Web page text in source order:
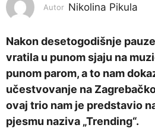
n
e
p
r
i
j
e
Autor Nikolina Pikula
Nakon desetogodišnje
vratila u punom sjaju na
punom parom, a to nam
učestvovanje na
ovaj trio nam je predstavio
pjesmu naziva „Trending“.